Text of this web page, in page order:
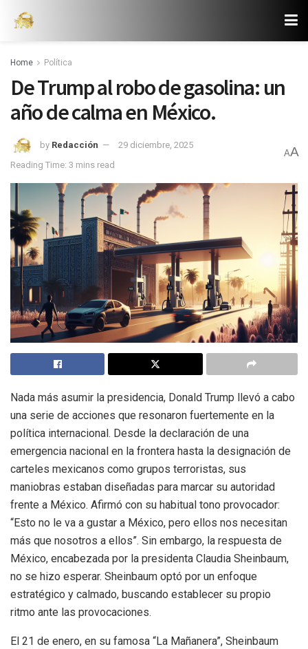
Home Política
De Trump al robo de gasolina: un
año de calma en México.
by Redacción
29 diciembre, 2025
Reading Time: 3 mins read
AA
Nada más asumir la presidencia, Donald Trump llevó a cabo
una serie de acciones que resonaron fuertemente en la
política internacional. Desde la declaración de una
emergencia nacional en la frontera hasta la designación de
carteles mexicanos como grupos terroristas, sus
maniobras estaban diseñadas para marcar su autoridad
frente a México. Afirmó con su habitual tono provocador:
“Esto no le va a gustar a México, pero ellos nos necesitan
más que nosotros a ellos”. Sin embargo, la respuesta de
México, encabezada por la presidenta Claudia Sheinbaum,
no se hizo esperar. Sheinbaum optó por un enfoque
estratégico y calmado, buscando establecer su propio
ritmo ante las provocaciones.
El 21 de enero, en su famosa “La Mañanera”, Sheinbaum